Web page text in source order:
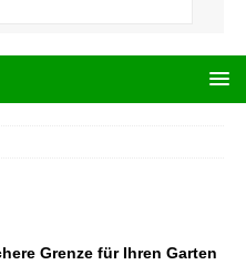
Grenze für Ihren Garten